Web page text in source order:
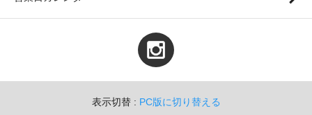
表示切替 : PC版に切り替える